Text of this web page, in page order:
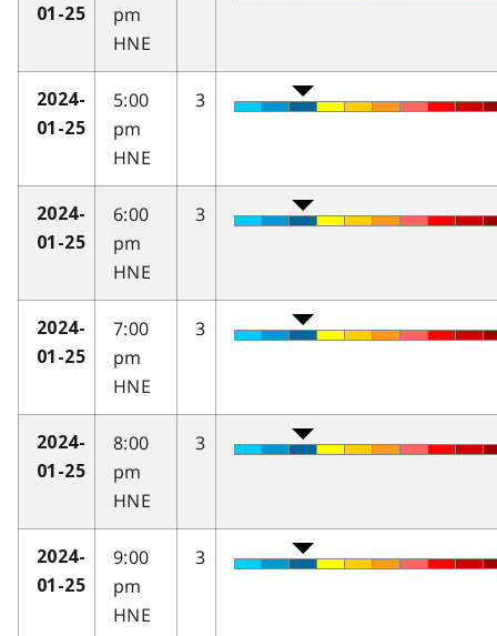
01-25
pm
HNE
2024-
01-25
5:00
pm
HNE
3
2024-
01-25
6:00
pm
HNE
3
2024-
01-25
7:00
pm
HNE
3
2024-
01-25
8:00
pm
HNE
3
2024-
01-25
9:00
pm
HNE
3